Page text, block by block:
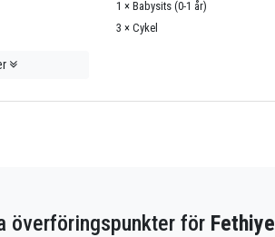
1 × Babysits (0-1 år)
3 × Cykel
överföringspunkter för Fethiye